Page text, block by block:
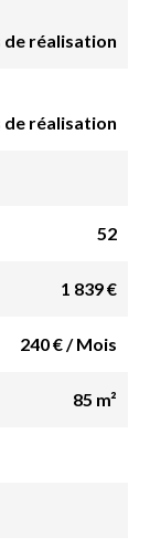
de réalisation
de réalisation
52
1 839 €
240 € / Mois
85 m²